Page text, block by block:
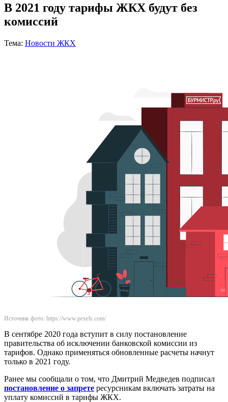
В 2021 году тарифы ЖКХ будут без
комиссий
Тема: Новости ЖКХ
Источник фото: https://www.pexels.com/
В сентябре 2020 года вступит в силу постановление
правительства об исключении банковской комиссии из
тарифов. Однако применяться обновленные расчеты начнут
только в 2021 году.
Ранее мы сообщали о том, что Дмитрий Медведев подписал
постановление о запрете ресурсникам включать затраты на
уплату комиссий в тарифы ЖКХ.